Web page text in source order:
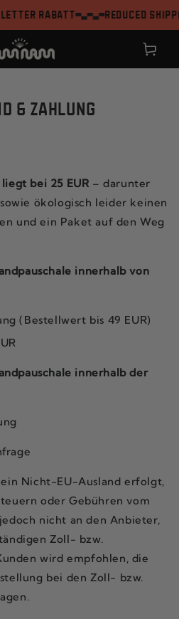
Rabatt Reduced
Warenkorb
& ZAHLUNG
bei 25 EUR – darunter
ökologisch leider keinen
und ein Paket auf den Weg
innerhalb von
(Bestellwert bis 49 EUR)
innerhalb der
Nicht-EU-Ausland erfolgt,
oder Gebühren vom
nicht an den Anbieter,
Zoll- bzw.
wird empfohlen, die
bei den Zoll- bzw.